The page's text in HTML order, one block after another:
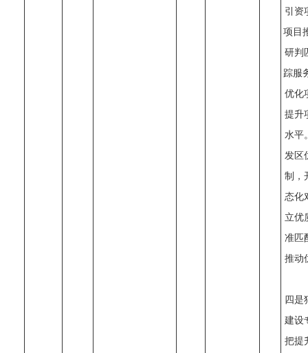
引资
项目
研判
踪服
优化
提升
水平
发区
制，
态化
立优
准匹
推动
四是
建设
把提